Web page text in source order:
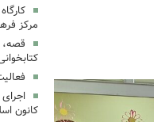
مرکز
قصه،
کانون